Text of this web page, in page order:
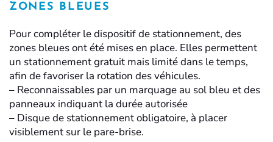
ZONES BLEUES
Pour compléter le dispositif de stationnement, des
zones bleues ont été mises en place. Elles permettent
un stationnement gratuit mais limité dans le temps,
afin de favoriser la rotation des véhicules.
– Reconnaissables par un marquage au sol bleu et des
panneaux indiquant la durée autorisée
– Disque de stationnement obligatoire, à placer
visiblement sur le pare-brise.